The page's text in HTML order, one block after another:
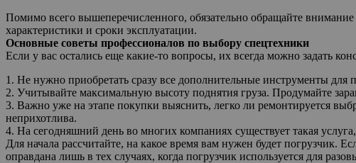
Помимо всего вышеперечисленного, обязательно обращайте
характеристики и сроки эксплуатации.
Основные советы профессионалов по выбору спецтехники
Если у вас остались еще какие-то вопросы, их всегда можно задать
1. Не нужно приобретать сразу все дополнительные инструменты для
2. Учитывайте максимальную высоту поднятия груза. Продумайте
3. Важно уже на этапе покупки выяснить, легко ли ремонтируется
неприхотлива.
4. На сегодняшний день во многих компаниях существует такая
Для начала рассчитайте, на какое время вам нужен будет погрузчик.
оправдана лишь в тех случаях, когда погрузчик используется для